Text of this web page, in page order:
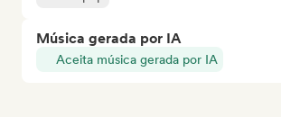
Música gerada por IA
Aceita música gerada por IA